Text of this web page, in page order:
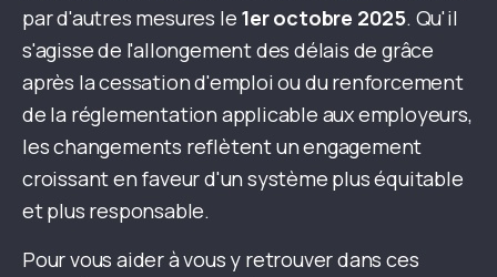
par d'autres mesures le 1er octobre 2025. Qu'il
s'agisse de l'allongement des délais de grâce
après la cessation d'emploi ou du renforcement
de la réglementation applicable aux employeurs,
les changements reflètent un engagement
croissant en faveur d'un système plus équitable
et plus responsable.
Pour vous aider à vous y retrouver dans ces